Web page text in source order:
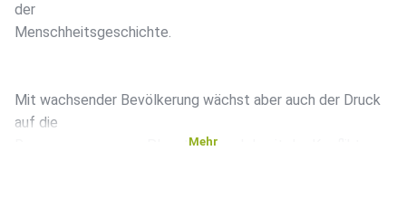
der
Menschheitsgeschichte.
Mit wachsender Bevölkerung wächst aber auch der Druck
auf die
Ressourcen unseres Planeten – und damit der Konflikt
Mehr